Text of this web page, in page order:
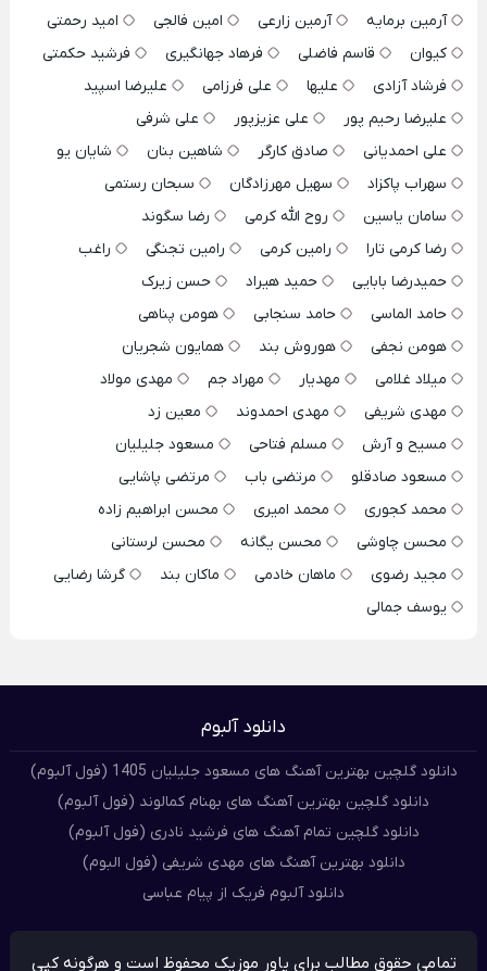
آرمین برمایه
آرمین زارعی امین فالجی
امید رحمتی
کیوان
قاسم فاضلی فرهاد جهانگیری
فرشید حکمتی
فرشاد آزادی
علیها علی فرزامی
علیرضا اسپید
علیرضا رحیم پور
علی عزیزپور
علی شرفی
علی احمدیانی
صادق کارگر شاهین بنان
شایان یو
سهراب پاکزاد
سهیل مهرزادگان
سبحان رستمی
سامان یاسین
روح الله کرمی
رضا سگوند
رضا کرمی تارا
رامین کرمی رامین تجنگی
راغب
حمیدرضا بابایی
حمید هیراد
حسن زیرک
حامد الماسی
حامد سنجابی
هومن پناهی
هومن نجفی
هوروش بند
همایون شجریان
میلاد غلامی
مهدیار مهراد جم
مهدی مولاد
مهدی شریفی
مهدی احمدوند
معین زد
مسیح و آرش
مسلم فتاحی
مسعود جلیلیان
مسعود صادقلو
مرتضی باب
مرتضی پاشایی
محمد کجوری
محمد امیری
محسن ابراهیم زاده
محسن چاوشی
محسن یگانه
محسن لرستانی
مجید رضوی
ماهان خادمی ماکان بند
گرشا رضایی
یوسف جمالی
دانلود آلبوم
دانلود گلچین بهترین آهنگ های مسعود جلیلیان 1405 (فول آلبوم)
دانلود گلچین بهترین آهنگ های بهنام کمالوند (فول آلبوم)
دانلود گلچین تمام آهنگ های فرشید نادری (فول آلبوم)
دانلود بهترین آهنگ های مهدی شریفی (فول البوم)
دانلود آلبوم فریک از پیام عباسی
تمامی حقوق مطالب برای پاور موزیک محفوظ است و هرگونه کپی